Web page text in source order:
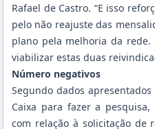
Rafael de Castro. “E isso
pelo não reajuste das
plano pela melhoria da rede.
viabilizar estas duas
Número negativos
Segundo dados
Caixa para fazer a pesquisa,
com relação à solicitação de